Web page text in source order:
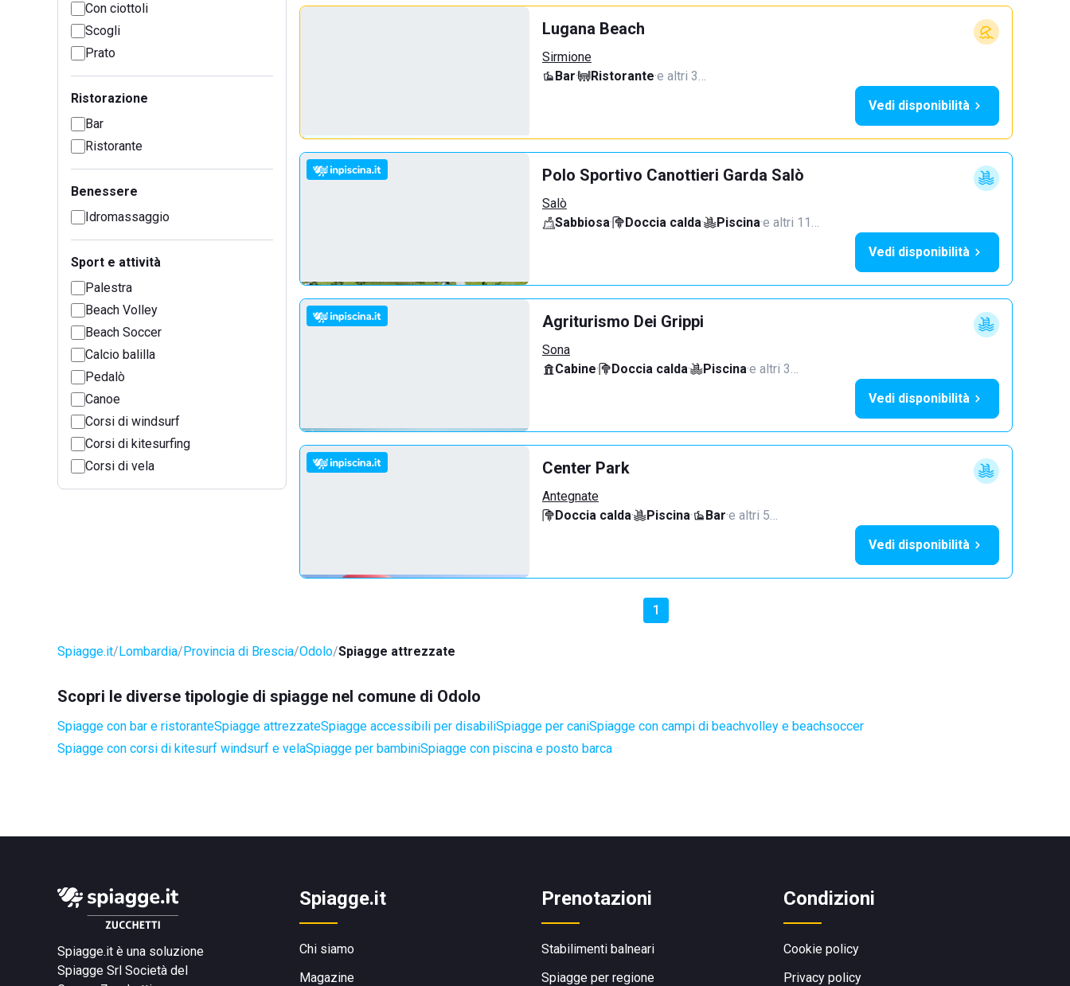
Con ciottoli
Scogli
Prato
Ristorazione
Bar
Ristorante
Benessere
Idromassaggio
Sport e attività
Palestra
Beach Volley
Beach Soccer
Calcio balilla
Pedalò
Canoe
Corsi di windsurf
Corsi di kitesurfing
Corsi di vela
Lugana Beach
Sirmione
Bar· Ristorante·e altri 3…
Vedi disponibilità
Polo Sportivo Canottieri Garda Salò
Salò
Sabbiosa· Doccia calda· Piscina·e altri 11…
Vedi disponibilità
Agriturismo Dei Grippi
Sona
Cabine· Doccia calda· Piscina·e altri 3…
Vedi disponibilità
Center Park
Antegnate
Doccia calda· Piscina· Bar·e altri 5…
Vedi disponibilità
1
Spiagge.it Lombardia Provincia di Brescia Odolo Spiagge attrezzate
Scopri le diverse tipologie di spiagge nel comune di Odolo
Spiagge con bar e ristoranteSpiagge attrezzateSpiagge accessibili per disabiliSpiagge per caniSpiagge con campi di beachvolley e beachsoccer
Spiagge con corsi di kitesurf windsurf e velaSpiagge per bambiniSpiagge con piscina e posto barca
Spiagge.it è una soluzione
Spiagge Srl Società del
Spiagge.it
Chi siamo
Magazine
Prenotazioni
Stabilimenti balneari
Spiagge per regione
Condizioni
Cookie policy
Privacy policy